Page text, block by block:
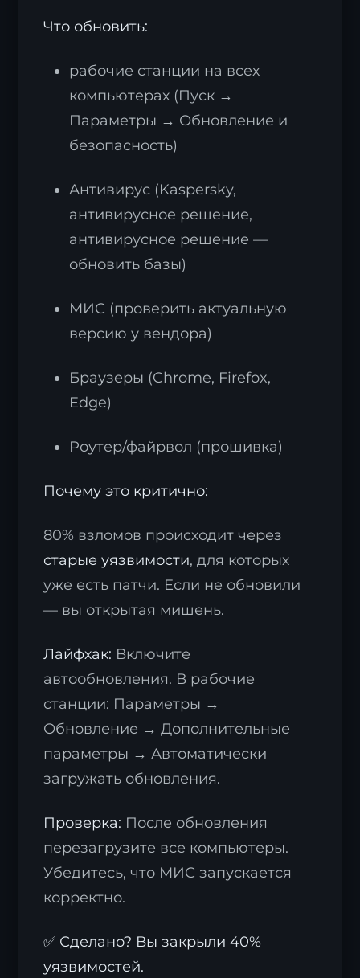
Что обновить:
рабочие станции на всех
компьютерах (Пуск →
Параметры → Обновление и
безопасность)
Антивирус (Kaspersky,
антивирусное решение,
антивирусное решение —
обновить базы)
МИС (проверить актуальную
версию у вендора)
Браузеры (Chrome, Firefox,
Edge)
Роутер/файрвол (прошивка)
Почему это критично:
80% взломов происходит через
старые уязвимости, для которых
уже есть патчи. Если не обновили
— вы открытая мишень.
Лайфхак: Включите
автообновления. В рабочие
станции: Параметры →
Обновление → Дополнительные
параметры → Автоматически
загружать обновления.
Проверка: После обновления
перезагрузите все компьютеры.
Убедитесь, что МИС запускается
корректно.
✅ Сделано? Вы закрыли 40%
уязвимостей.